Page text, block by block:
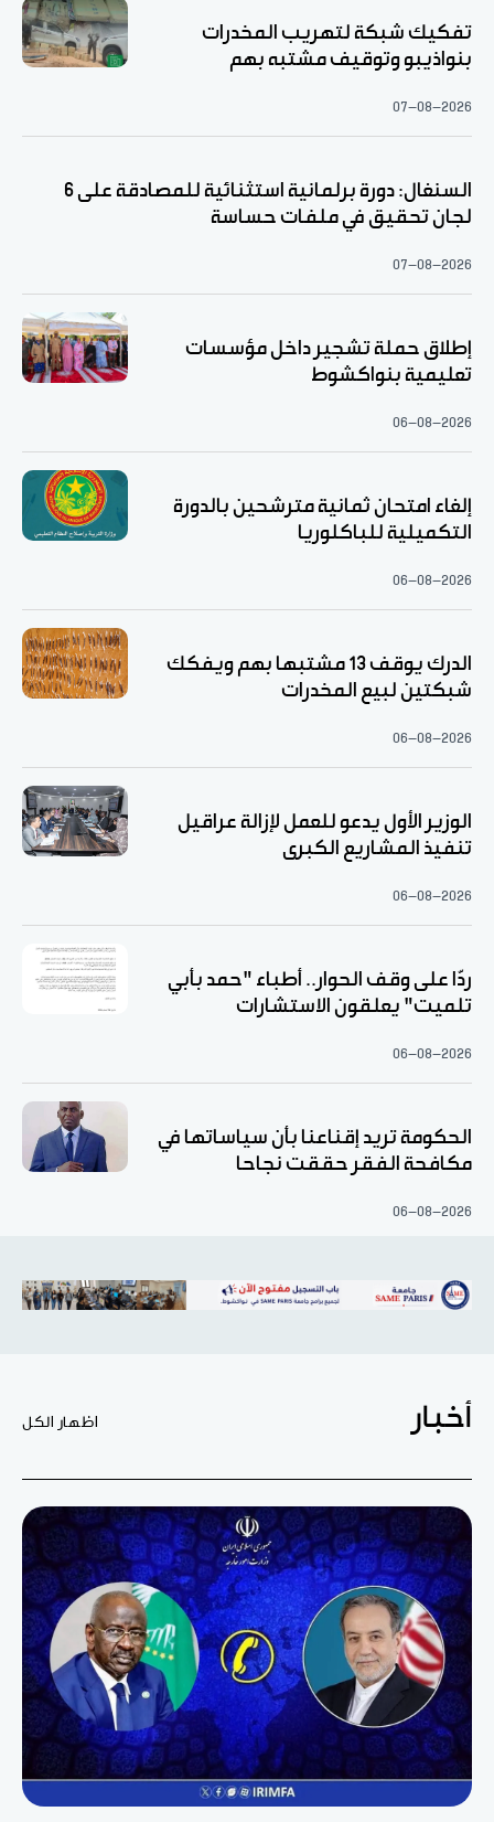
تفكيك شبكة لتهريب المخدرات
بنواذيبو وتوقيف مشتبه بهم
07-08-2026
السنغال: دورة برلمانية استثنائية للمصادقة على 6
لجان تحقيق في ملفات حساسة
07-08-2026
إطلاق حملة تشجير داخل مؤسسات
تعليمية بنواكشوط
06-08-2026
إلغاء امتحان ثمانية مترشحين بالدورة
التكميلية للباكلوريا
06-08-2026
الدرك يوقف 13 مشتبها بهم ويفكك
شبكتين لبيع المخدرات
06-08-2026
الوزير الأول يدعو للعمل لإزالة عراقيل
تنفيذ المشاريع الكبرى
06-08-2026
ردّا على وقف الحوار.. أطباء "حمد بأبي
تلميت" يعلقون الاستشارات
06-08-2026
الحكومة تريد إقناعنا بأن سياساتها في
مكافحة الفقر حققت نجاحا
06-08-2026
أخبار اظهار الكل